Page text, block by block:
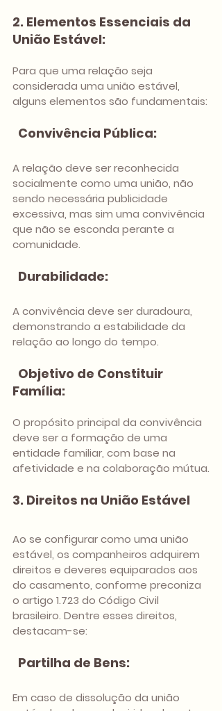
2. Elementos Essenciais da
União Estável:
Para que uma relação seja
considerada uma união estável,
alguns elementos são fundamentais:
Convivência Pública:
A relação deve ser reconhecida
socialmente como uma união, não
sendo necessária publicidade
excessiva, mas sim uma convivência
que não se esconda perante a
comunidade.
Durabilidade:
A convivência deve ser duradoura,
demonstrando a estabilidade da
relação ao longo do tempo.
Objetivo de Constituir
Família:
O propósito principal da convivência
deve ser a formação de uma
entidade familiar, com base na
afetividade e na colaboração mútua.
3. Direitos na União Estável
Ao se configurar como uma união
estável, os companheiros adquirem
direitos e deveres equiparados aos
do casamento, conforme preconiza
o artigo 1.723 do Código Civil
brasileiro. Dentre esses direitos,
destacam-se:
Partilha de Bens:
Em caso de dissolução da união